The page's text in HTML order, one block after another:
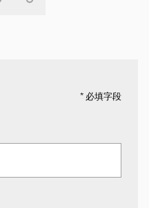
* 必填字段